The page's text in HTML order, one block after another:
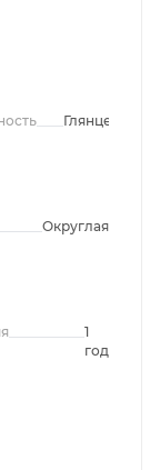
Глянцевая
Округлая
1
год